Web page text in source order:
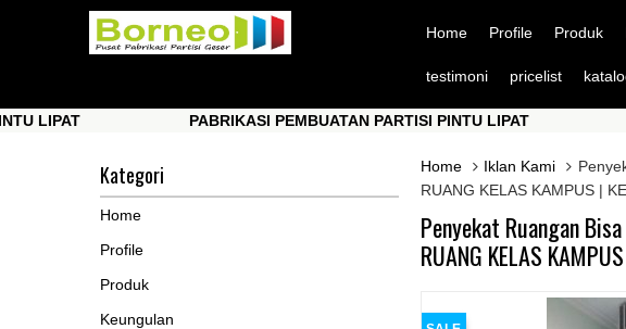
Home Profile Produk
testimoni pricelist
PABRIKASI PEMBUATAN PARTISI PINTU LIPAT
Home
Iklan Kami
RUANG KELAS KAMPUS |
Penyekat Ruangan
RUANG KELAS
Kategori
Home
Profile
Produk
Keungulan